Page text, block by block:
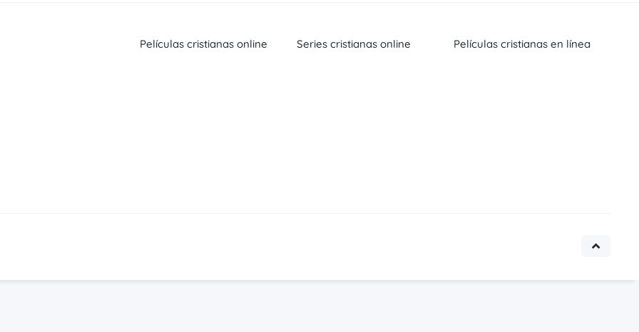
Películas cristianas online Series cristianas online Películas cristianas en línea